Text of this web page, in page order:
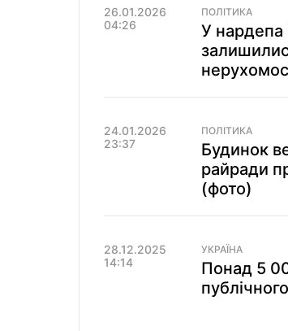
26.01.2026
04:26
ПОЛІТИКА
У нардепа
24.01.2026
23:37
ПОЛІТИКА
Будинок
райради
(фото)
28.12.2025
14:14
УКРАЇНА
Понад 5